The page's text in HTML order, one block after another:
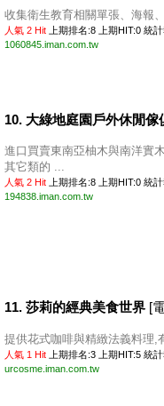
收集衛生教育相關單張、海報
人氣 2 Hit 上期排名:8 上期HIT:0 統
1060845.iman.com.tw
10. 大綠地庭園戶外休閒傢
進口買賣東南亞柚木與南洋實
其它類的 ...
人氣 2 Hit 上期排名:8 上期HIT:0 統
194838.iman.com.tw
11. 莎莉的經典美食世界 [
提供花式咖啡與精緻法義料理,
人氣 1 Hit 上期排名:3 上期HIT:5 統
urcosme.iman.com.tw